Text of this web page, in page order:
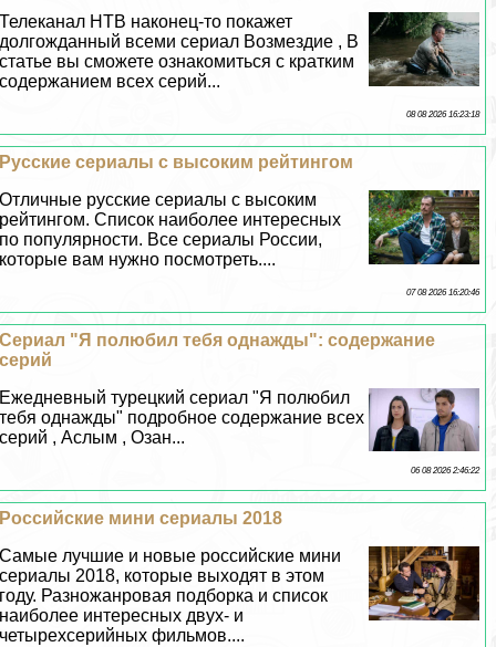
Телеканал НТВ наконец-то покажет
долгожданный всеми сериал Возмездие , В
статье вы сможете ознакомиться с кратким
содержанием всех серий...
08 08 2026 16:23:18
Русские сериалы с высоким рейтингом
Отличные русские сериалы с высоким
рейтингом. Список наиболее интересных
по популярности. Все сериалы России,
которые вам нужно посмотреть....
07 08 2026 16:20:46
Сериал "Я полюбил тебя однажды": содержание
серий
Ежедневный турецкий сериал "Я полюбил
тебя однажды" подробное содержание всех
серий , Аслым , Озан...
06 08 2026 2:46:22
Российские мини сериалы 2018
Самые лучшие и новые российские мини
сериалы 2018, которые выходят в этом
году. Разножанровая подборка и список
наиболее интересных двух- и
четырехсерийных фильмов....